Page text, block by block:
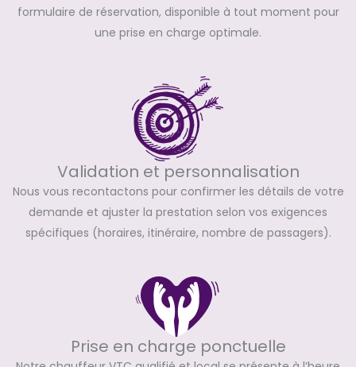
formulaire de réservation, disponible à tout moment pour
une prise en charge optimale.
Validation et personnalisation
Nous vous recontactons pour confirmer les détails de votre
demande et ajuster la prestation selon vos exigences
spécifiques (horaires, itinéraire, nombre de passagers).
Prise en charge ponctuelle